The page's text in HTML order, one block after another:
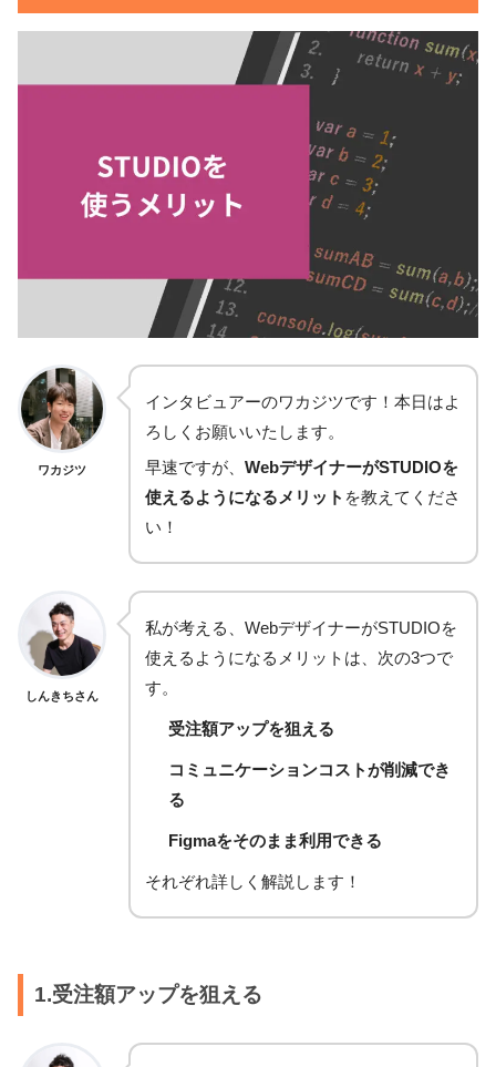
ワカジツ
インタビュアーのワカジツです！本日はよ
ろしくお願いいたします。
早速ですが、 WebデザイナーがSTUDIOを
使えるようになるメリット を教えてくださ
い！
しんきちさん
私が考える、WebデザイナーがSTUDIOを
使えるようになるメリットは、次の3つで
す。
受注額アップを狙える
コミュニケーションコストが削減でき
る
Figmaをそのまま利用できる
それぞれ詳しく解説します！
1.受注額アップを狙える